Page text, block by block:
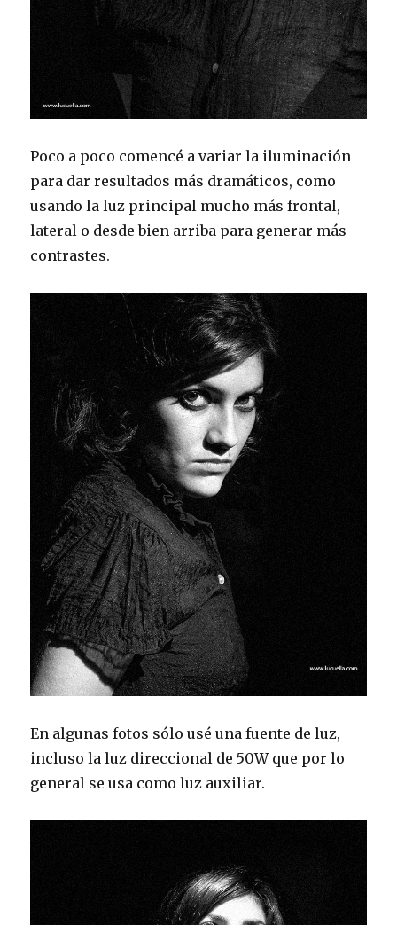
Poco a poco comencé a variar la iluminación
para dar resultados más dramáticos, como
usando la luz principal mucho más frontal,
lateral o desde bien arriba para generar más
contrastes.
En algunas fotos sólo usé una fuente de luz,
incluso la luz direccional de 50W que por lo
general se usa como luz auxiliar.